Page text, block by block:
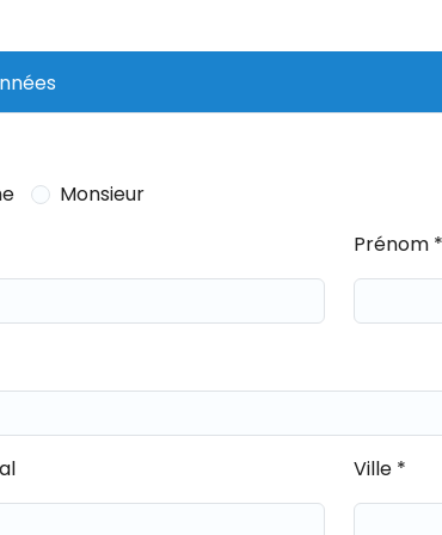
Monsieur
Prénom *
Ville *